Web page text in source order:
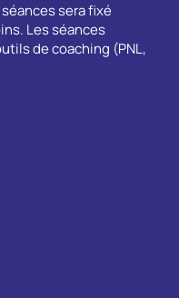
sera fixé
Les séances
de coaching (PNL,